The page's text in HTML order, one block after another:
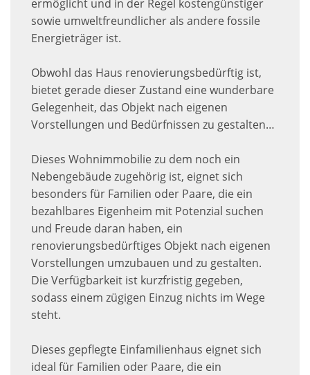
ermöglicht und in der Regel kostengünstiger
sowie umweltfreundlicher als andere fossile
Energieträger ist.
Obwohl das Haus renovierungsbedürftig ist,
bietet gerade dieser Zustand eine wunderbare
Gelegenheit, das Objekt nach eigenen
Vorstellungen und Bedürfnissen zu gestalten…
Dieses Wohnimmobilie zu dem noch ein
Nebengebäude zugehörig ist, eignet sich
besonders für Familien oder Paare, die ein
bezahlbares Eigenheim mit Potenzial suchen
und Freude daran haben, ein
renovierungsbedürftiges Objekt nach eigenen
Vorstellungen umzubauen und zu gestalten.
Die Verfügbarkeit ist kurzfristig gegeben,
sodass einem zügigen Einzug nichts im Wege
steht.
Dieses gepflegte Einfamilienhaus eignet sich
ideal für Familien oder Paare, die ein